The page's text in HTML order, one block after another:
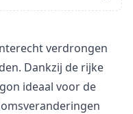
verdrongen
Dankzij de rijke
ideaal voor de